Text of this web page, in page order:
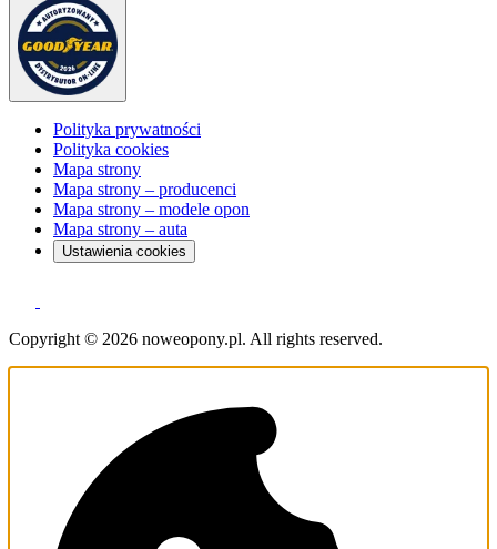
Polityka prywatności
Polityka cookies
Mapa strony
Mapa strony – producenci
Mapa strony – modele opon
Mapa strony – auta
Ustawienia cookies
Copyright © 2026 noweopony.pl. All rights reserved.